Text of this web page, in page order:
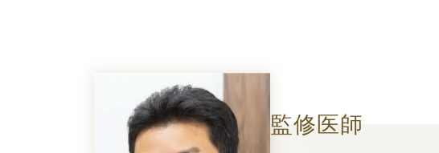
監修医師